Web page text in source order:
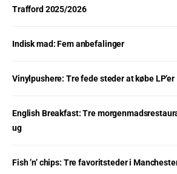
Trafford 2025/2026
Indisk mad: Fem anbefalinger
Vinylpushere: Tre fede steder at købe LP’er
English Breakfast: Tre
ug
Fish ’n’ chips: Tre favoritsteder i